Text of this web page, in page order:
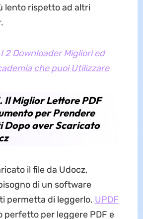
lento rispetto ad altri
I 2 Downloader Migliori ed
che puoi Utilizzare
Il Miglior Lettore PDF
per Prendere
Dopo aver Scaricato
il file da Udocz,
di un software
permetta di leggerlo. UPDF
perfetto per leggere PDF e